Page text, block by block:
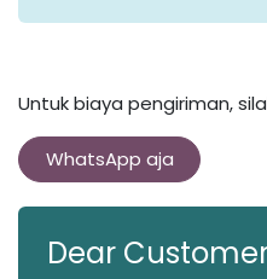
Untuk biaya pengiriman,
WhatsApp aja
Dear